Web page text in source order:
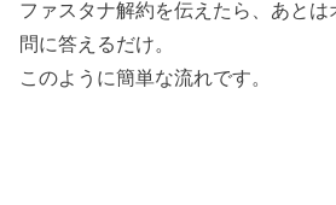
ファスタナ解約を伝えたら、あと
問に答えるだけ。
このように簡単な流れです。